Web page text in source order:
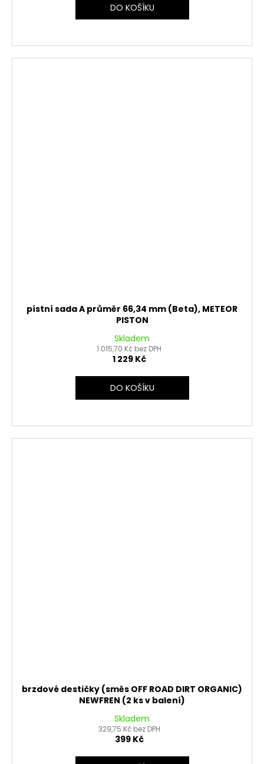
DO KOŠÍKU
pístní sada A průměr 66,34 mm (Beta), METEOR
PISTON
Skladem
1 015,70 Kč bez DPH
1 229 Kč
DO KOŠÍKU
brzdové destičky (směs OFF ROAD DIRT ORGANIC)
NEWFREN (2 ks v balení)
Skladem
329,75 Kč bez DPH
399 Kč